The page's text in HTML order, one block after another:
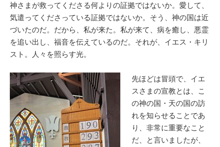
神さまが救ってくださる何よりの証拠ではないか。愛して、
気遣ってくださっている証拠ではないか。そう、神の国は近
づいたのだ。だから、私が来た。私が来て、病を癒し、悪霊
を追い出し、福音を伝えているのだ。それが、イエス・キリ
スト。人々を照らす光。
先ほどは冒頭で、イエ
スさまの宣教とは、こ
の神の国・天の国の訪
れを知らせることであ
り、非常に重要なこと
だ、と言いましたが、